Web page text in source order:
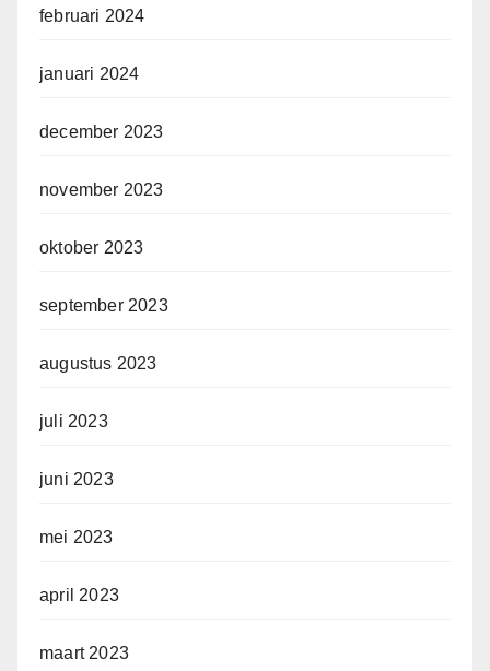
februari 2024
januari 2024
december 2023
november 2023
oktober 2023
september 2023
augustus 2023
juli 2023
juni 2023
mei 2023
april 2023
maart 2023